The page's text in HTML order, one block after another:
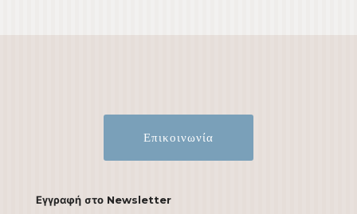
Επικοινωνία
Εγγραφή στο Newsletter